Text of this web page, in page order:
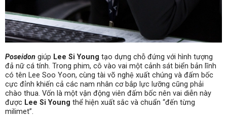
Poseidon giúp Lee Si Young tạo dựng chỗ đứng với hình tượng
đả nữ cá tính. Trong phim, cô vào vai một cảnh sát biển bản lĩnh
có tên Lee Soo Yoon, cùng tài võ nghệ xuất chúng và đấm bốc
cực đỉnh khiến cả các nam nhân cơ bắp lực lưỡng cũng phải
chào thua. Vốn là một vận động viên đấm bốc nên vai diễn này
được Lee Si Young thể hiện xuất sắc và chuẩn “đến từng
milimet”.